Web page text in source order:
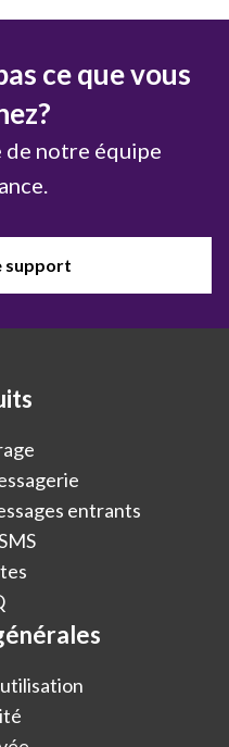
ce que vous
de notre équipe
support
entrants